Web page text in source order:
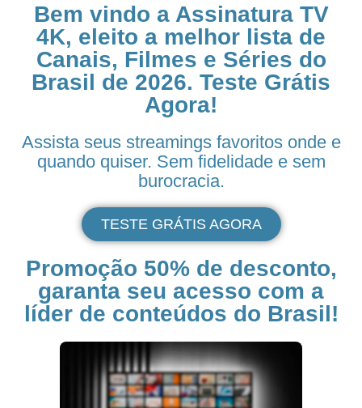
Bem vindo a Assinatura TV
4K, eleito a melhor lista de
Canais, Filmes e Séries do
Brasil de 2026. Teste Grátis
Agora!
Assista seus streamings favoritos onde e
quando quiser. Sem fidelidade e sem
burocracia.
TESTE GRÁTIS AGORA
Promoção 50% de desconto,
garanta seu acesso com a
líder de conteúdos do Brasil!